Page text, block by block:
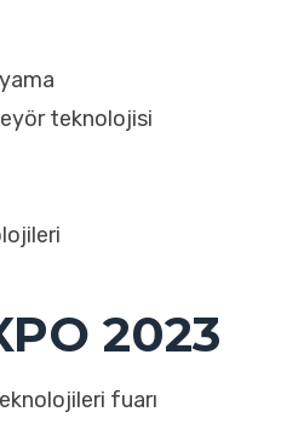
teknolojisi
2023
fuarı